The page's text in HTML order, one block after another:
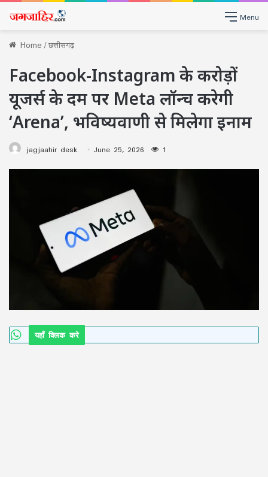
Menu
Home/छत्तीसगढ़
Facebook-Instagram के करोड़ों
यूजर्स के दम पर Meta लॉन्च करेगी
‘Arena’, भविष्यवाणी से मिलेगा इनाम
jagjaahir desk June 25, 2026 1
यहाँ क्लिक करे